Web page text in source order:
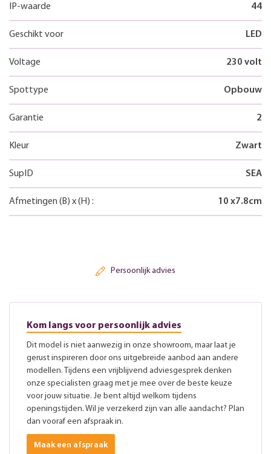
IP-waarde 44
Geschikt voor LED
Voltage 230 volt
Spottype Opbouw
Garantie 2
Kleur Zwart
SupID SEA
Afmetingen (B) x(H) : 10 x7.8cm
Persoonlijk advies
Kom langs voor persoonlijk advies
Dit model is niet aanwezig in onze showroom, maar laat je
gerust inspireren door ons uitgebreide aanbod aan andere
modellen. Tijdens een vrijblijvend adviesgesprek denken
onze specialisten graag met je mee over de beste keuze
voor jouw situatie. Je bent altijd welkom tijdens
openingstijden. Wil je verzekerd zijn van alle aandacht? Plan
dan vooraf een afspraak in.
Maak een afspraak